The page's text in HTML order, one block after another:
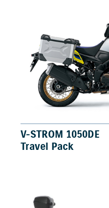
V-STROM 1050DE
Travel Pack